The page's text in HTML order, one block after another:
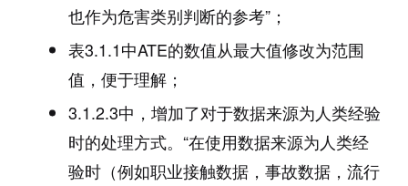
也作为危害类别判断的参考”；
表3.1.1中ATE的数值从最大值修改为范围
值，便于理解；
3.1.2.3中，增加了对于数据来源为人类经验
时的处理方式。“在使用数据来源为人类经
验时（例如职业接触数据，事故数据，流行